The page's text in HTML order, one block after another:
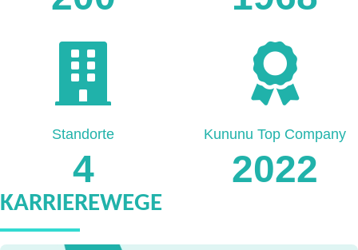
4
Standorte
2022
Kununu Top Company
KARRIEREWEGE